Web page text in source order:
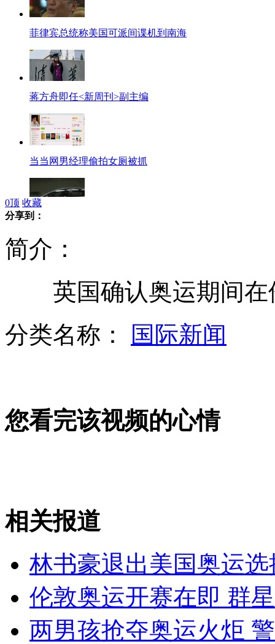
菲律宾总统称美国可派间谍机到南海
蒋方舟即任<新周刊>副主编
当当网男经理偷拍女厕被抓
为讨装修款出损招 恐吓电话吓坏母女
宋祖英妹妹素颜照曝光
山西运城恶犬咬伤多人 警民合力深夜将其击毙
0顶 收藏
分享到：
简介：
英国确认奥运期间在
分类名称：
国际新闻
您看完该视频的心情
相关报道
林书豪退出美国奥运选
伦敦奥运开赛在即 群
两男孩抢夺奥运火炬